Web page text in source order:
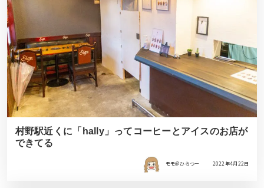
村野駅近くに「hally」ってコーヒーとアイスのお店が
できてる
モモ＠ひらつー 2022年4月22日